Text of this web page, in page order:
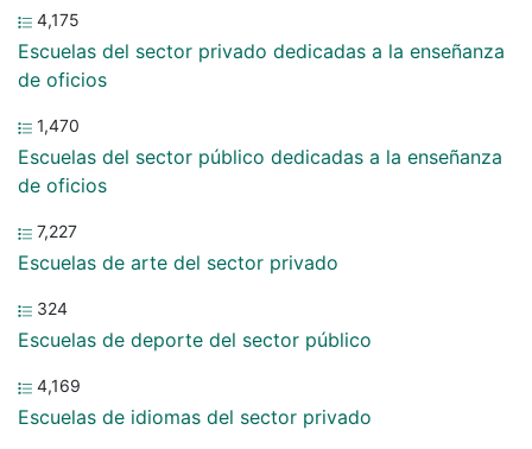
4,175
Escuelas del sector privado dedicadas a la enseñanza
de oficios
1,470
Escuelas del sector público dedicadas a la enseñanza
de oficios
7,227
Escuelas de arte del sector privado
324
Escuelas de deporte del sector público
4,169
Escuelas de idiomas del sector privado